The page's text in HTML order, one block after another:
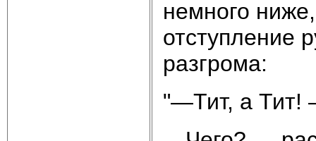
немного
отступление
разгрома:
"—Тит, а Тит!